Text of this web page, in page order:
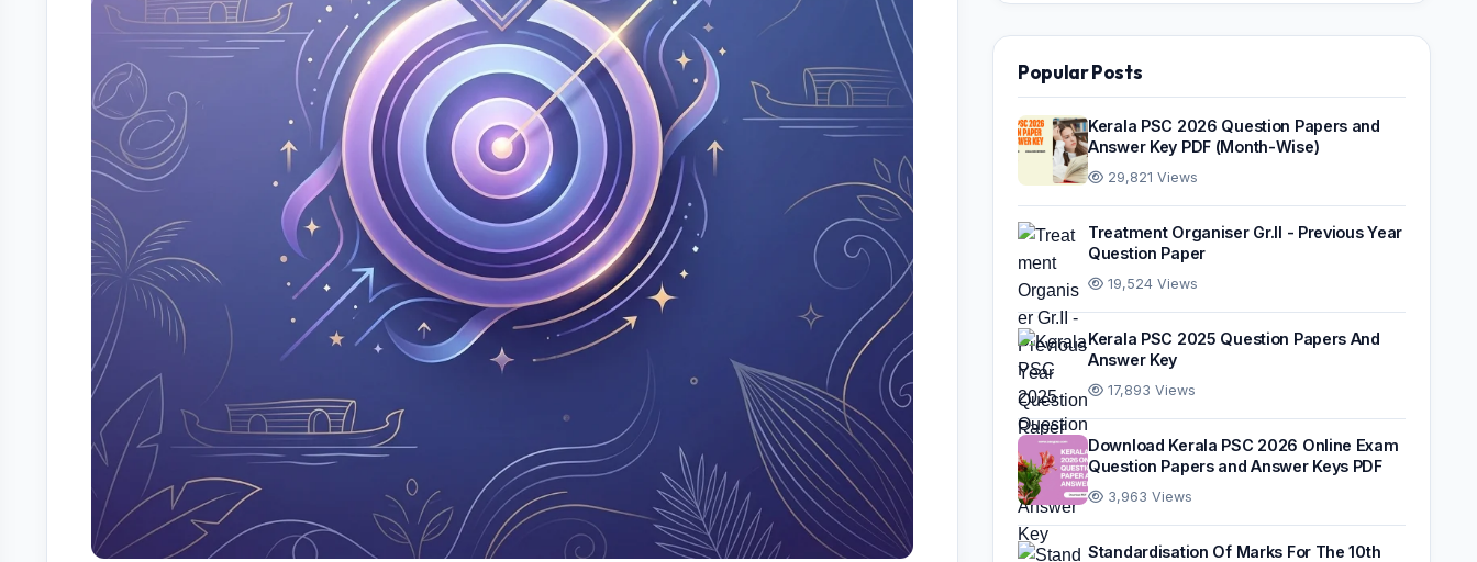
Popular Posts
Kerala PSC 2026 Question Papers and
Answer Key PDF (Month-Wise)
29,821 Views
Treatment Organiser Gr.II - Previous Year
Question Paper
19,524 Views
Kerala PSC 2025 Question Papers And
Answer Key
17,893 Views
Download Kerala PSC 2026 Online Exam
Question Papers and Answer Keys PDF
3,963 Views
Standardisation Of Marks For The 10th